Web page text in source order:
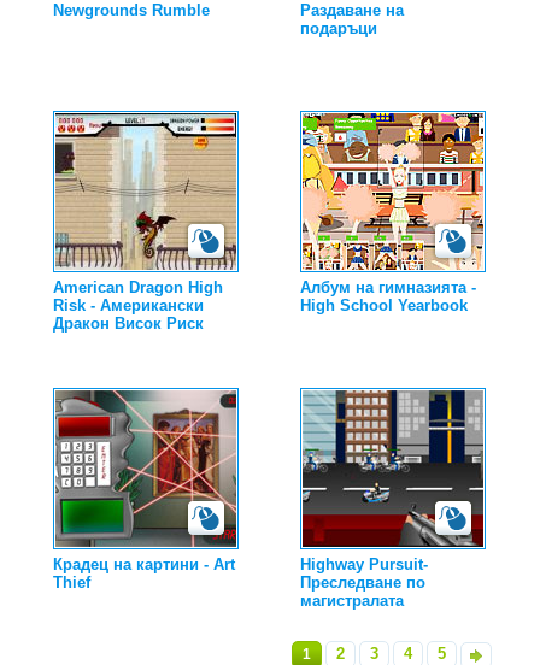
Newgrounds Rumble
Раздаване на
подаръци
American Dragon High
Risk - Американски
Дракон Висок Риск
Албум на гимназията -
High School Yearbook
Крадец на картини - Art
Thief
Highway Pursuit-
Преследване по
магистралата
1 2 3 4 5»